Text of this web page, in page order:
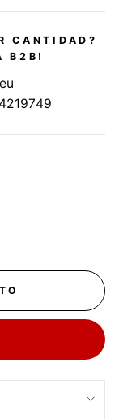
CANTIDAD?
B2B!